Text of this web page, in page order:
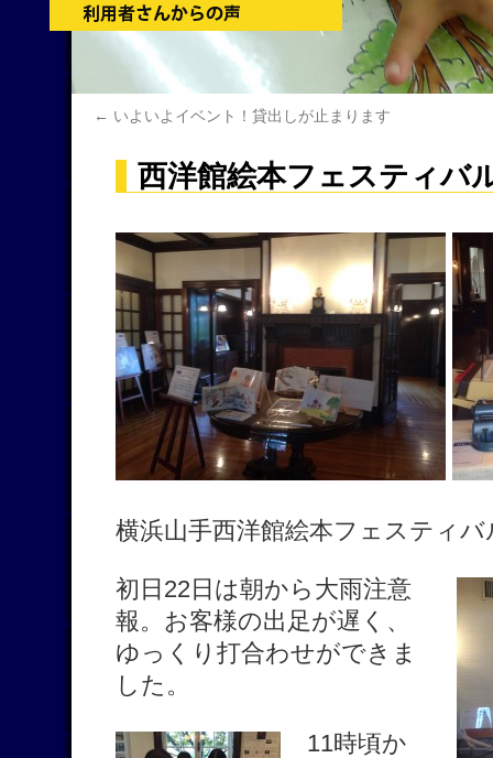
← いよいよイベント！貸出しが止まります
西洋館絵本フェスティ
横浜山手西洋館絵本フェスティ
初日22日は朝から大雨注意
報。お客様の出足が遅く、
ゆっくり打合わせができま
した。
11時頃か